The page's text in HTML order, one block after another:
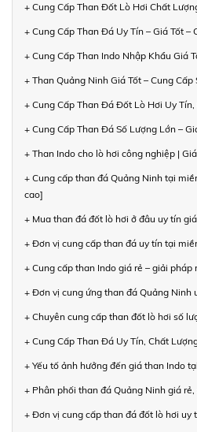
+ Cung Cấp Than Đốt Lò Hơi Chất
+ Cung Cấp Than Đá Uy Tín – Giá Tốt –
+ Cung Cấp Than Indo Nhập Khẩu Giá
+ Than Quảng Ninh Giá Tốt – Cung Cấp
+ Cung Cấp Than Đá Đốt Lò Hơi Uy Tín,
+ Cung Cấp Than Đá Số Lượng Lớn –
+ Than Indo cho lò hơi công nghiệp |
+ Cung cấp than đá Quảng Ninh tại
cao]
+ Mua than đá đốt lò hơi ở đâu uy tín
+ Đơn vị cung cấp than đá uy tín tại
+ Cung cấp than Indo giá rẻ – giải pháp
+ Đơn vị cung ứng than đá Quảng Ninh
+ Chuyên cung cấp than đốt lò hơi số
+ Cung Cấp Than Đá Uy Tín, Chất
+ Yếu tố ảnh hưởng đến giá than Indo
+ Phân phối than đá Quảng Ninh giá
+ Đơn vị cung cấp than đá đốt lò hơi uy